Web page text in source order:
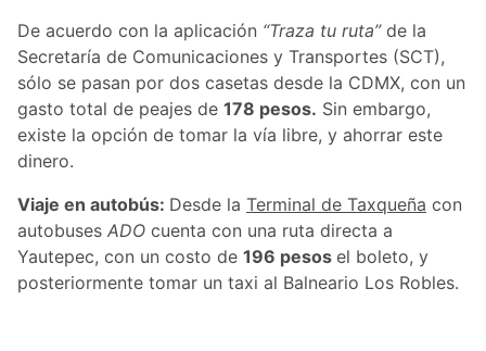
De acuerdo con la aplicación “Traza tu ruta”de la
Secretaría de Comunicaciones y Transportes (SCT),
sólo se pasan por dos casetas desde la CDMX, con un
gasto total de peajes de 178 pesos. Sin embargo,
existe la opción de tomar la vía libre, y ahorrar este
dinero.
Viaje en autobús: Desde la Terminal de Taxqueña con
autobuses ADO cuenta con una ruta directa a
Yautepec, con un costo de 196 pesos el boleto, y
posteriormente tomar un taxi al Balneario Los Robles.